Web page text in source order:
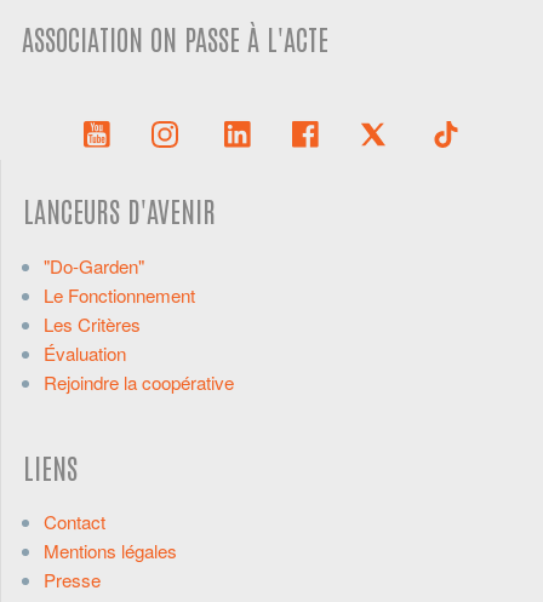
ASSOCIATION ON PASSE À L'ACTE
LANCEURS D'AVENIR
"Do-Garden"
Le Fonctionnement
Les Critères
Évaluation
Rejoindre la coopérative
LIENS
Contact
Mentions légales
Presse